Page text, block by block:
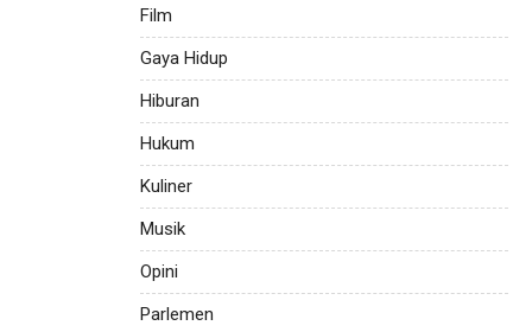
Film
Gaya Hidup
Hiburan
Hukum
Kuliner
Musik
Opini
Parlemen